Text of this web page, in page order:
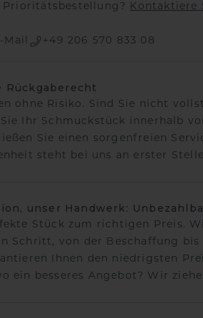
Prioritätsbestellung? Kontaktiere
Mail +49 206 570 833 08
Rückgaberecht
ohne Risiko. Sind Sie nicht
Ihr Schmuckstück innerhalb
Sie einen sorgenfreien
steht bei uns an erster
unser Handwerk:
Stück zum richtigen Preis.
Schritt, von der Beschaffung
Ihnen den niedrigsten
ein besseres Angebot? Wir